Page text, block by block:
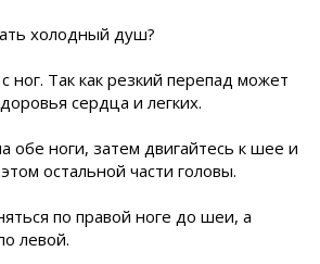
холодный душ?
ног. Так как резкий перепад может
сердца и легких.
обе ноги, затем двигайтесь к шее и
остальной части головы.
по правой ноге до шеи, а
левой.